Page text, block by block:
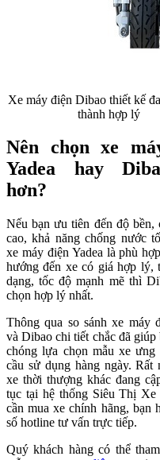
Xe máy điện Dibao thiết kế
thành hợp lý
Nên chọn xe
Yadea hay
hơn?
Nếu bạn ưu tiên đến độ bền,
cao, khả năng chống nước
xe máy điện Yadea là phù
hướng đến xe có giá hợp lý,
dạng, tốc độ mạnh mẽ thì
chọn hợp lý nhất.
Thông qua so sánh xe máy
và Dibao chi tiết chắc đã giúp
chóng lựa chọn mẫu xe
cầu sử dụng hàng ngày. Rất
xe thời thượng khác đang
tục tại hệ thống Siêu Thị
cần mua xe chính hãng, bạn
số hotline tư vấn trực tiếp.
Quý khách hàng có thể